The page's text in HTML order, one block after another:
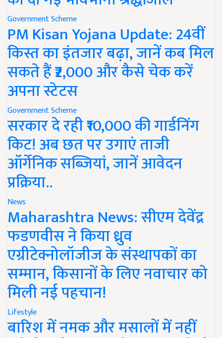
Government Scheme
PM Kisan Yojana Update: 24वीं
किस्त का इंतजार बढ़ा, जानें कब मिल
सकते हैं ₹2,000 और कैसे चेक करें
अपना स्टेटस
Government Scheme
सरकार दे रही ₹10,000 की गार्डनिंग
किट! अब छत पर उगाएं ताजी
ऑर्गेनिक सब्जियां, जानें आवेदन
प्रक्रिया..
News
Maharashtra News: सीएम देवेंद्र
फडणवीस ने किया ध्रुव
एग्रीटेक्नोलॉजीज के संस्थापकों का
सम्मान, किसानों के लिए नवाचार को
मिली नई पहचान!
Lifestyle
बारिश में नमक और मसालों में नहीं